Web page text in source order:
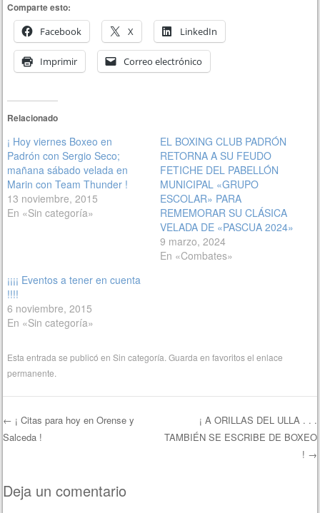
Comparte esto:
Facebook
X LinkedIn
Imprimir Correo electrónico
Relacionado
¡ Hoy viernes Boxeo en
Padrón con Sergio Seco;
mañana sábado velada en
Marin con Team Thunder !
13 noviembre, 2015
En «Sin categoría»
EL BOXING CLUB PADRÓN
RETORNA A SU FEUDO
FETICHE DEL PABELLÓN
MUNICIPAL «GRUPO
ESCOLAR» PARA
REMEMORAR SU CLÁSICA
VELADA DE «PASCUA 2024»
9 marzo, 2024
En «Combates»
¡¡¡¡ Eventos a tener en cuenta
!!!!
6 noviembre, 2015
En «Sin categoría»
Esta entrada se publicó enSin categoría . Guarda en favoritos elenlace
permanente
Navegación de entradas
← ¡ Citas para hoy en Orense y
Salceda !
¡ A ORILLAS DEL ULLA . . .
TAMBIÉN SE ESCRIBE DE BOXEO
! →
Deja un comentario